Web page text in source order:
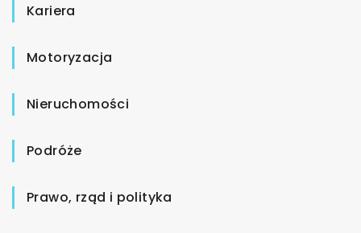
Kariera
Motoryzacja
Nieruchomości
Podróże
Prawo, rząd i polityka